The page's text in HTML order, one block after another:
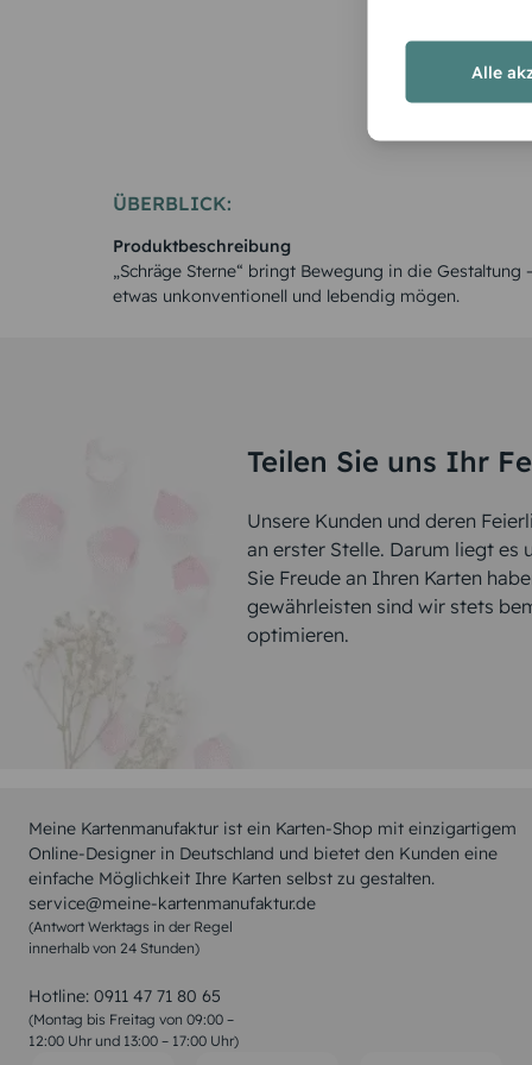
ÜBERBLICK:
Produktbeschreibung
„Schräge Sterne“ bringt Bewegung in die
etwas unkonventionell und lebendig mögen.
Teilen Sie uns Ihr
Unsere Kunden und deren
an erster Stelle. Darum liegt es
Sie Freude an Ihren Karten
gewährleisten sind wir stets
optimieren.
Meine Kartenmanufaktur ist ein Karten-Shop mit einzigartigem
Online-Designer in Deutschland und bietet den Kunden eine
einfache Möglichkeit Ihre Karten selbst zu gestalten.
service@meine-kartenmanufaktur.de
(Antwort Werktags in der Regel
innerhalb von 24 Stunden)
Hotline: 0911 47 71 80 65
(Montag bis Freitag von 09:00 –
12:00 Uhr und 13:00 – 17:00 Uhr)
Alle